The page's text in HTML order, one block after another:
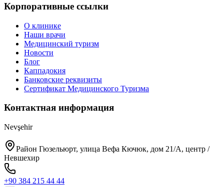
Корпоративные ссылки
О клинике
Наши врачи
Медицинский туризм
Новости
Блог
Каппадокия
Банковские реквизиты
Сертификат Медицинского Туризма
Контактная информация
Nevşehir
Район Гюзельюрт, улица Вефа Кючюк, дом 21/A, центр /
Невшехир
+90 384 215 44 44